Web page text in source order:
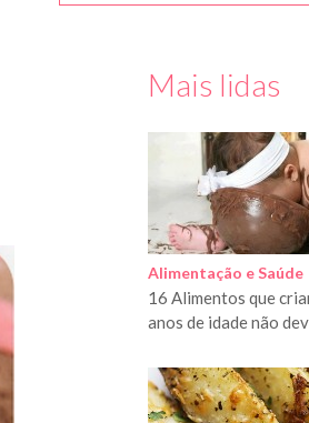
Mais lidas
Alimentação e Saúde
16 Alimentos que
anos de idade não